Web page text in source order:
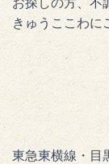
きゅうここわに
東急東横線・目